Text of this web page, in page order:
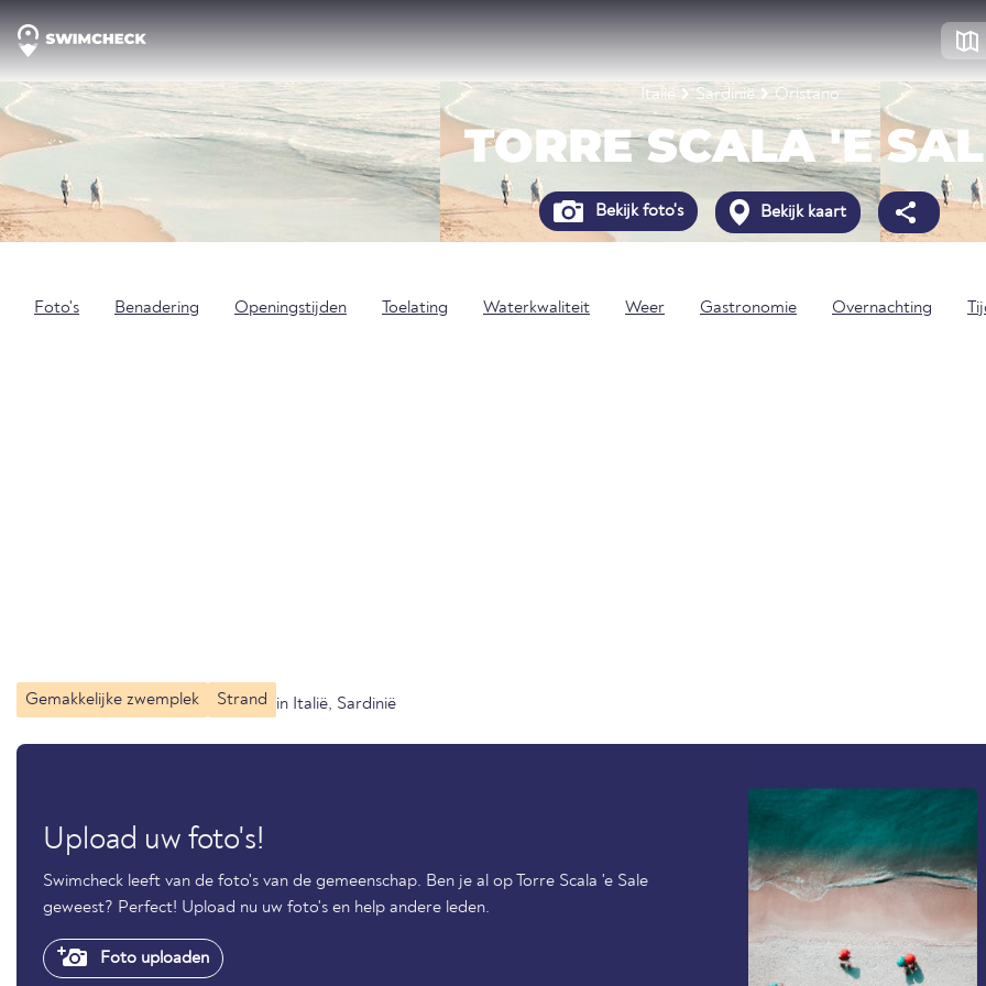
Italië Sardinië Oristano
TORRE SCALA 'E
Bekijk foto's Bekijk kaart
Foto's Benadering Openingstijden Toelating Waterkwaliteit Weer Gastronomie Overnachting
Gemakkelijke zwemplek Strand in Italië, Sardinië
Upload uw foto's!
Swimcheck leeft van de foto's van de gemeenschap. Ben je al op Torre Scala 'e Sale
geweest? Perfect! Upload nu uw foto's en help andere leden.
Foto uploaden